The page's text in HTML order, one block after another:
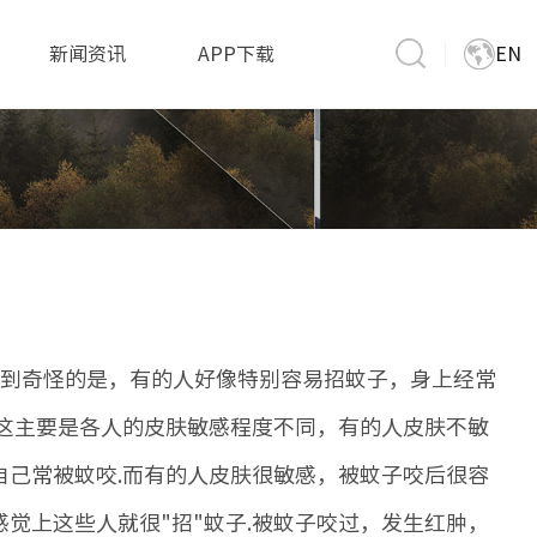
新闻资讯 APP下载 EN
怪的是，有的人好像特别容易招蚊子，身上经常
要是各人的皮肤敏感程度不同，有的人皮肤不敏
常被蚊咬.而有的人皮肤很敏感，被蚊子咬后很容
上这些人就很"招"蚊子.被蚊子咬过，发生红肿，